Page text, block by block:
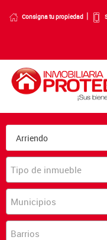
Consigna tu propiedad
Tipo de inmueble
Municipios
Barrios